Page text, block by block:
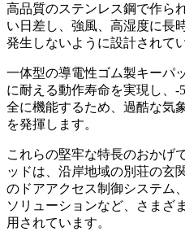
高品質のステンレス鋼で作ら
い日差し、強風、高湿度に長
発生しないように設計されて
一体型の導電性ゴム製キーパ
に耐える動作寿命を実現し、
全に機能するため、過酷な気
を発揮します。
これらの堅牢な特長のおかげ
ッドは、沿岸地域の別荘の玄
のドアアクセス制御システム
ソリューションなど、さまざ
用されています。